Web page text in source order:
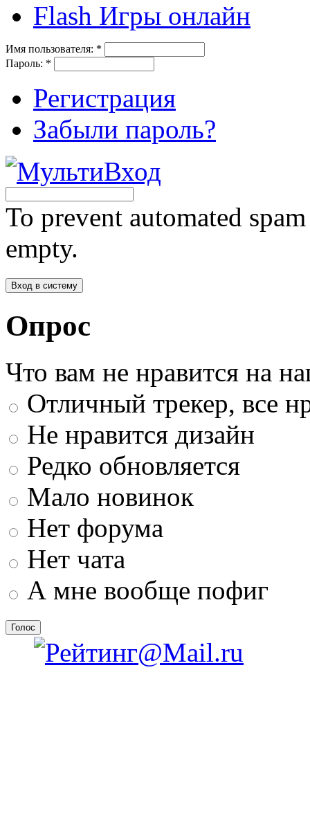
Flash Игры онлайн
Имя пользователя: *
Пароль: *
Регистрация
Забыли пароль?
To prevent automated
empty.
Опрос
Что вам не нравится на
Отличный трекер, все
Не нравится дизайн
Редко обновляется
Мало новинок
Нет форума
Нет чата
А мне вообще пофиг